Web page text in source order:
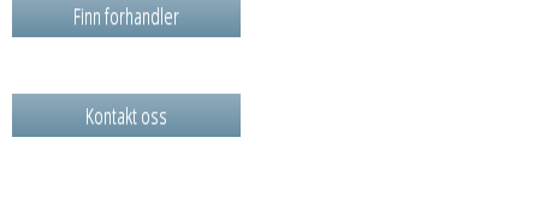
Finn forhandler
Kontakt oss